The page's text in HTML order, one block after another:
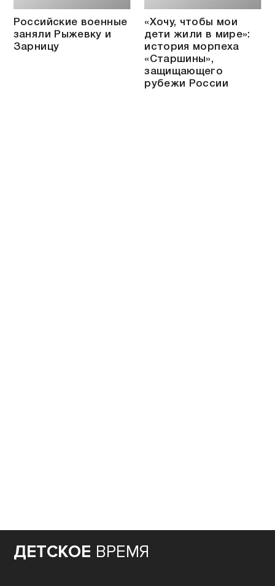
Российские военные
заняли Рыжевку и
Зарницу
«Хочу, чтобы мои
дети жили в мире»:
история морпеха
«Старшины»,
защищающего
рубежи России
ДЕТСКОЕ ВРЕМЯ